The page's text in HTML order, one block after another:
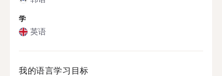
学
英语
我的语言学习目标